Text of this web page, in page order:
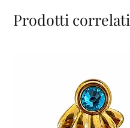
Prodotti correlati